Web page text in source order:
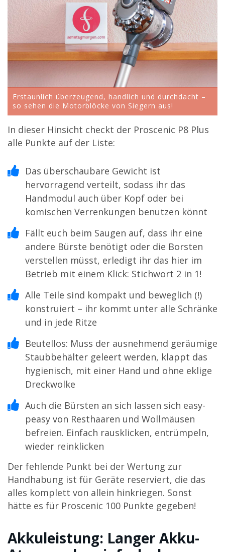
Erstaunlich überzeugend, handlich und durchdacht –
so sehen die Motorblöcke von Siegern aus!
In dieser Hinsicht checkt der Proscenic P8 Plus
alle Punkte auf der Liste:
Das überschaubare Gewicht ist
hervorragend verteilt, sodass ihr das
Handmodul auch über Kopf oder bei
komischen Verrenkungen benutzen könnt
Fällt euch beim Saugen auf, dass ihr eine
andere Bürste benötigt oder die Borsten
verstellen müsst, erledigt ihr das hier im
Betrieb mit einem Klick: Stichwort 2 in 1!
Alle Teile sind kompakt und beweglich (!)
konstruiert – ihr kommt unter alle Schränke
und in jede Ritze
Beutellos: Muss der ausnehmend geräumige
Staubbehälter geleert werden, klappt das
hygienisch, mit einer Hand und ohne eklige
Dreckwolke
Auch die Bürsten an sich lassen sich easy-
peasy von Resthaaren und Wollmäusen
befreien. Einfach rausklicken, entrümpeln,
wieder reinklicken
Der fehlende Punkt bei der Wertung zur
Handhabung ist für Geräte reserviert, die das
alles komplett von allein hinkriegen. Sonst
hätte es für Proscenic 100 Punkte gegeben!
Akkuleistung: Langer Akku-